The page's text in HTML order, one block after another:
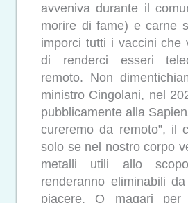
avveniva durante il
morire di fame) e carne
imporci tutti i vaccini che
di renderci esseri
remoto. Non
ministro Cingolani, nel
pubblicamente alla
cureremo da remoto”, il
solo se nel nostro corpo
metalli utili allo
renderanno eliminabili
piacere. O magari per